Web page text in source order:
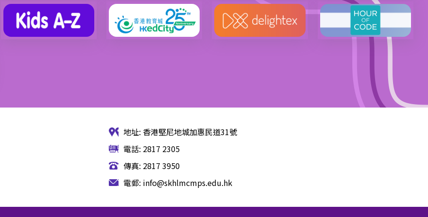
地址: 香港堅尼地城加惠民道31號
電話: 2817 2305
傳真: 2817 3950
電郵: info@skhlmcmps.edu.hk